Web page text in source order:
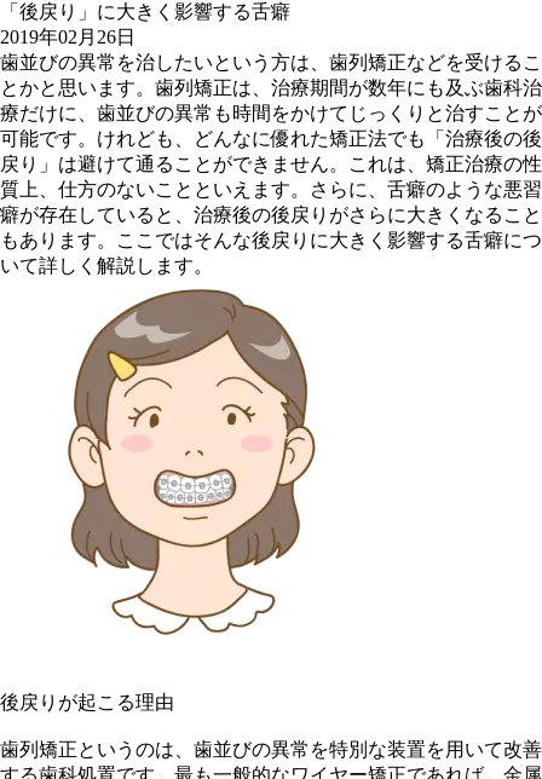
「後戻り」に大きく影響する舌癖
2019年02月26日
歯並びの異常を治したいという方は、歯列矯正などを受けるこ
とかと思います。歯列矯正は、治療期間が数年にも及ぶ歯科治
療だけに、歯並びの異常も時間をかけてじっくりと治すことが
可能です。けれども、どんなに優れた矯正法でも「治療後の後
戻り」は避けて通ることができません。これは、矯正治療の性
質上、仕方のないことといえます。さらに、舌癖のような悪習
癖が存在していると、治療後の後戻りがさらに大きくなること
もあります。ここではそんな後戻りに大きく影響する舌癖につ
いて詳しく解説します。
後戻りが起こる理由
歯列矯正というのは、歯並びの異常を特別な装置を用いて改善
する歯科処置です。最も一般的なワイヤー矯正であれば、金属